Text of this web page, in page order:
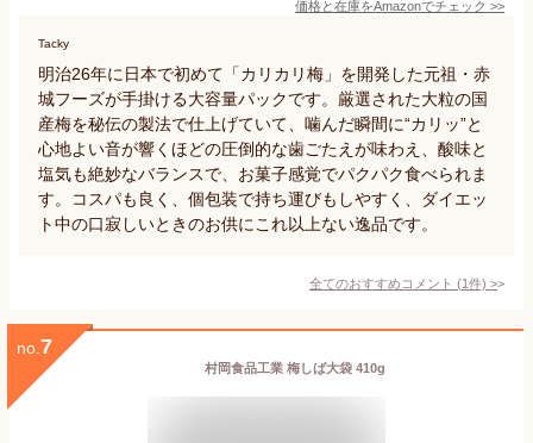
価格と在庫をAmazonでチェック >>
Tacky
明治26年に日本で初めて「カリカリ梅」を開発した元祖・赤
城フーズが手掛ける大容量パックです。厳選された大粒の国
産梅を秘伝の製法で仕上げていて、噛んだ瞬間に“カリッ”と
心地よい音が響くほどの圧倒的な歯ごたえが味わえ、酸味と
塩気も絶妙なバランスで、お菓子感覚でパクパク食べられま
す。コスパも良く、個包装で持ち運びもしやすく、ダイエッ
ト中の口寂しいときのお供にこれ以上ない逸品です。
全てのおすすめコメント (1件) >
no. 7
村岡食品工業 梅しば大袋 410g